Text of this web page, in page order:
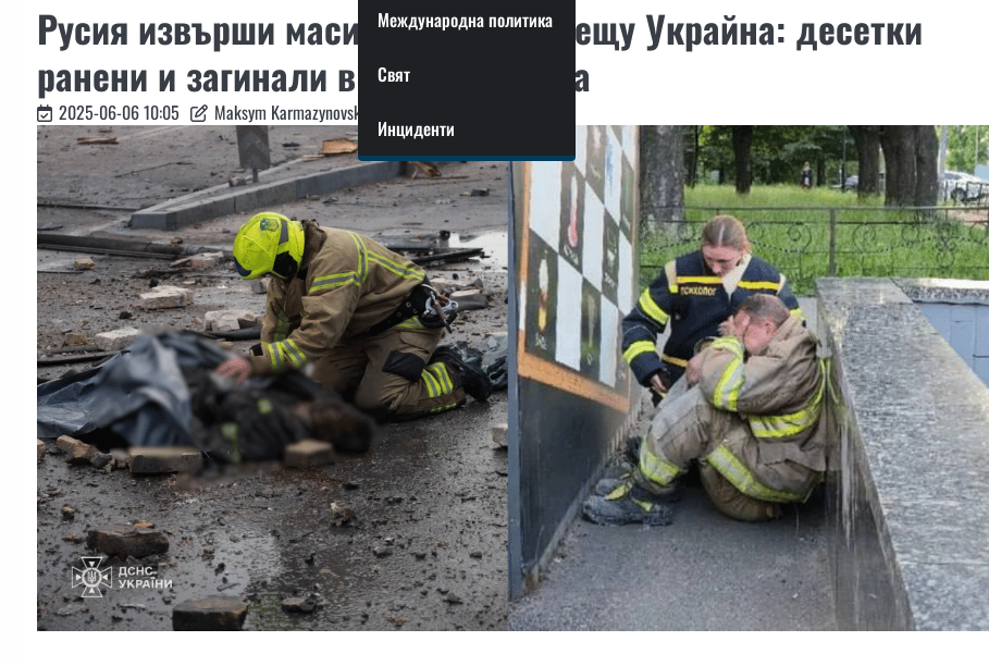
Международна политика
Свят
Инциденти
Русия извърши масирана атака срещу Украйна: десетки
ранени и загинали в цялата страна
2025-06-06 10:05 Maksym Karmazynovskyi